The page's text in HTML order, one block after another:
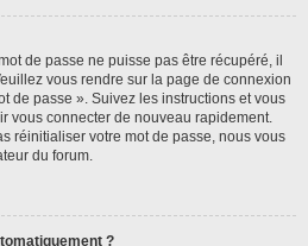
de passe ne puisse pas être récupéré, il
vous rendre sur la page de connexion
de passe ». Suivez les instructions et vous
vous connecter de nouveau rapidement.
réinitialiser votre mot de passe, nous vous
du forum.
?